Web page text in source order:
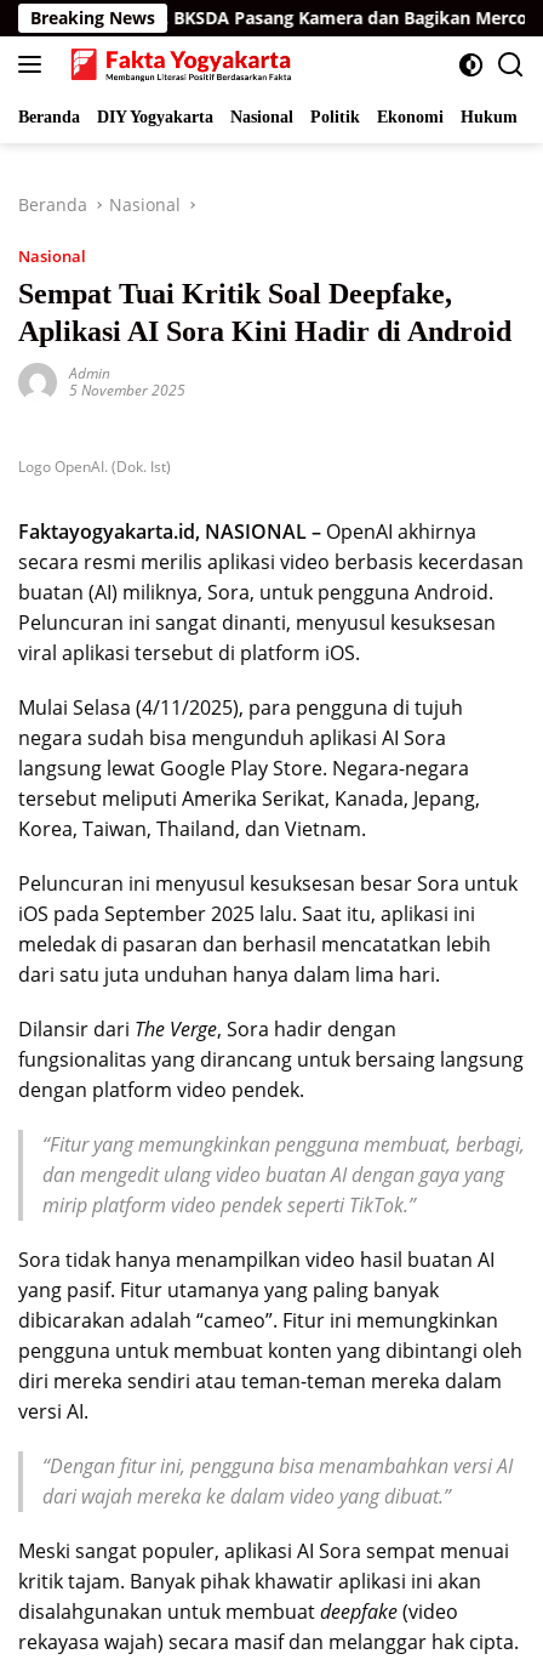
Langsung
ke
konten
Breaking News
Timur, BKSDA Pasang Kamera dan Bagikan Mercon
Beranda DIY Yogyakarta Nasional Politik Ekonomi Hukum
Beranda Nasional
Nasional
Sempat Tuai Kritik Soal Deepfake,
Aplikasi AI Sora Kini Hadir di Android
Admin
5 November 2025
Logo OpenAI. (Dok. Ist)
Faktayogyakarta.id, NASIONAL – OpenAI akhirnya
secara resmi merilis aplikasi video berbasis kecerdasan
buatan (AI) miliknya, Sora, untuk pengguna Android.
Peluncuran ini sangat dinanti, menyusul kesuksesan
viral aplikasi tersebut di platform iOS.
Mulai Selasa (4/11/2025), para pengguna di tujuh
negara sudah bisa mengunduh aplikasi AI Sora
langsung lewat Google Play Store. Negara-negara
tersebut meliputi Amerika Serikat, Kanada, Jepang,
Korea, Taiwan, Thailand, dan Vietnam.
Peluncuran ini menyusul kesuksesan besar Sora untuk
iOS pada September 2025 lalu. Saat itu, aplikasi ini
meledak di pasaran dan berhasil mencatatkan lebih
dari satu juta unduhan hanya dalam lima hari.
Dilansir dari The Verge, Sora hadir dengan
fungsionalitas yang dirancang untuk bersaing langsung
dengan platform video pendek.
“Fitur yang memungkinkan pengguna membuat, berbagi,
dan mengedit ulang video buatan AI dengan gaya yang
mirip platform video pendek seperti TikTok.”
Sora tidak hanya menampilkan video hasil buatan AI
yang pasif. Fitur utamanya yang paling banyak
dibicarakan adalah “cameo”. Fitur ini memungkinkan
pengguna untuk membuat konten yang dibintangi oleh
diri mereka sendiri atau teman-teman mereka dalam
versi AI.
“Dengan fitur ini, pengguna bisa menambahkan versi AI
dari wajah mereka ke dalam video yang dibuat.”
Meski sangat populer, aplikasi AI Sora sempat menuai
kritik tajam. Banyak pihak khawatir aplikasi ini akan
disalahgunakan untuk membuatdeepfake(video
rekayasa wajah) secara masif dan melanggar hak cipta.